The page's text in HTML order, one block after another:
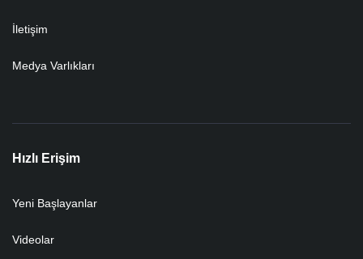
İletişim
Medya Varlıkları
Hızlı Erişim
Yeni Başlayanlar
Videolar